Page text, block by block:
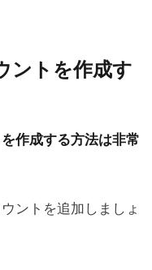
ントを作成す
作成する方法は非常
ントを追加しましょ